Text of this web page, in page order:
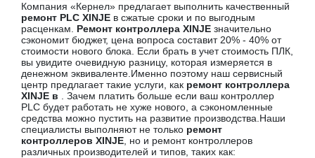
Компания «Кернел» предлагает выполнить качественный
ремонт PLC XINJE в сжатые сроки и по выгодным
расценкам. Ремонт контроллера XINJE значительно
сэкономит бюджет, цена вопроса составит 20% - 40% от
стоимости нового блока. Если брать в учет стоимость ПЛК,
вы увидите очевидную разницу, которая измеряется в
денежном эквиваленте.Именно поэтому наш сервисный
центр предлагает такие услуги, как ремонт контроллера
XINJE в
. Зачем платить больше если ваш контроллер
PLC будет работать не хуже нового, а сэкономленные
средства можно пустить на развитие производства.Наши
специалисты выполняют не только ремонт
контроллеров XINJE , но и ремонт контроллеров
различных производителей и типов, таких как: